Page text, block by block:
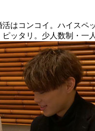
はコンコイ。ハイス
ッタリ。少人数制・一